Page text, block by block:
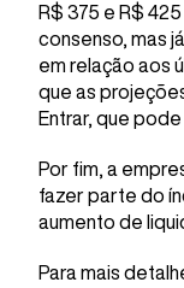
R$ 375 e R$
consenso, mas
em relação aos
que as
Entrar, que pode
Por fim, a
fazer parte do
aumento de
Para mais